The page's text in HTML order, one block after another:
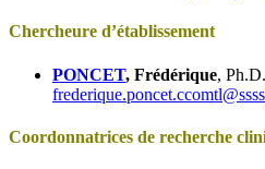
Chercheure d’établissement
PONCET, Frédérique, Ph.D.
Coordonnatrices de recherche